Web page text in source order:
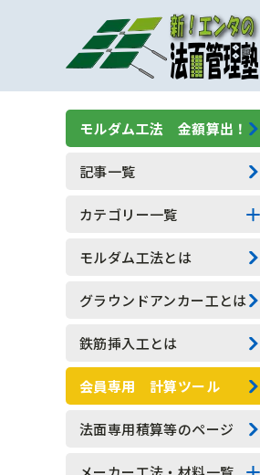
モルダム工法 金額算出！
記事一覧
カテゴリー一覧
擁壁補強工事
モルダム工
一般人向け(他業種)
専門用語
技能実習生
水抜きロックボルト
モルダム工法とは
グラウンドアンカー工とは
鉄筋挿入工とは
会員専用 計算ツール
法面専用積算等のページ